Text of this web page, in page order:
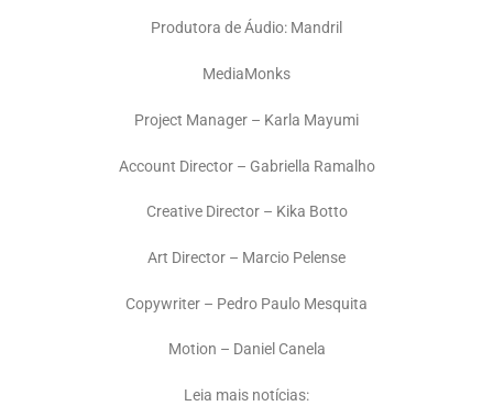
Produtora de Áudio: Mandril
MediaMonks
Project Manager – Karla Mayumi
Account Director – Gabriella Ramalho
Creative Director – Kika Botto
Art Director – Marcio Pelense
Copywriter – Pedro Paulo Mesquita
Motion – Daniel Canela
Leia mais notícias: